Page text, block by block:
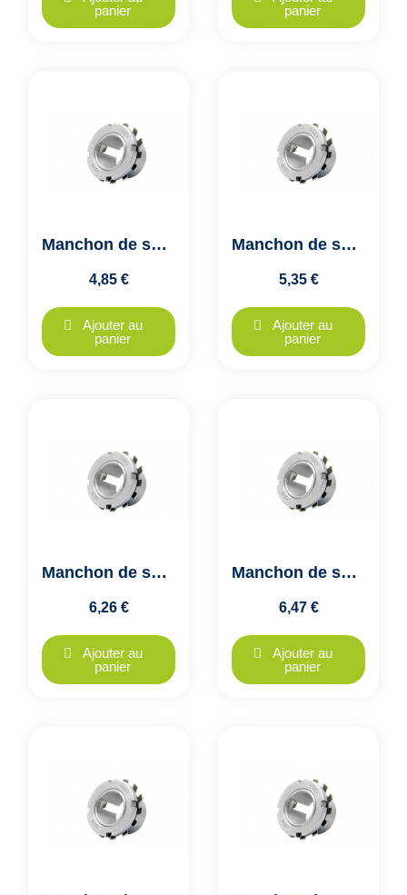
panier
panier
Manchon de serrage H210 FK
4,85 €
Ajouter au
panier
Manchon de serrage H211 FK
5,35 €
Ajouter au
panier
Manchon de serrage H212 FK
6,26 €
Ajouter au
panier
Manchon de serrage H213 FK
6,47 €
Ajouter au
panier